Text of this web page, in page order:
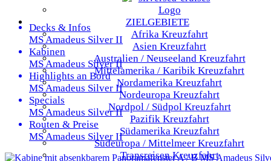
ZIELGEBIETE
Afrika Kreuzfahrt
Asien Kreuzfahrt
Australien / Neuseeland Kreuzfahrt
Mittelamerika / Karibik Kreuzfahrt
Nordamerika Kreuzfahrt
Nordeuropa Kreuzfahrt
Nordpol / Südpol Kreuzfahrt
Pazifik Kreuzfahrt
Südamerika Kreuzfahrt
Südeuropa / Mittelmeer Kreuzfahrt
TransreisenKreuzfahrt
Decks & Infos
MS Amadeus Silver II
Kabinen
MS Amadeus Silver II
Highlights an Bord
MS Amadeus Silver II
Specials
MS Amadeus Silver II
Routen & Preise
MS Amadeus Silver II